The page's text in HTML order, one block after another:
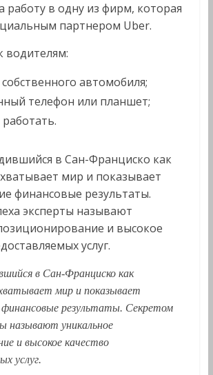
работу в одну из фирм, которая
партнером Uber.
водителям:
автомобиля;
телефон или планшет;
в Сан-Франциско как
мир и показывает
финансовые результаты.
эксперты называют
и высокое
услуг.
в Сан-Франциско как
мир и показывает
результаты. Секретом
называют уникальное
и высокое качество
услуг.